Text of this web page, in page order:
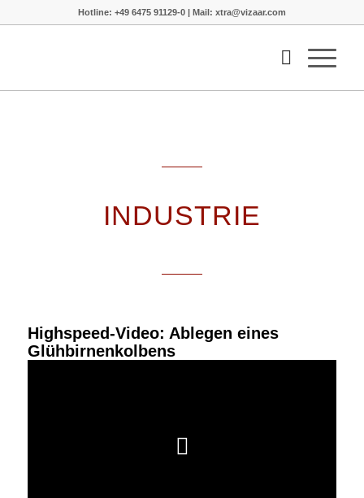
Hotline: +49 6475 91129-0 | Mail: xtra@vizaar.com
INDUSTRIE
Highspeed-Video: Ablegen eines
Glühbirnenkolbens